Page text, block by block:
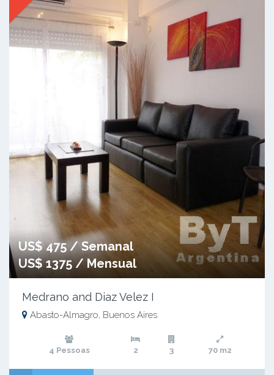
US$ 475 / Semanal
US$ 1375 / Mensual
Medrano and Diaz Velez I
Abasto-Almagro, Buenos Aires
4 Pessoas 2 3 70 m2